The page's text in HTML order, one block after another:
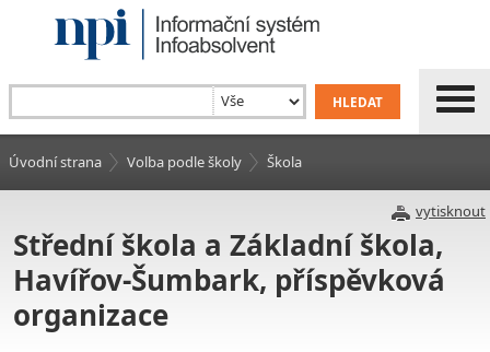
Úvodní strana Volba podle školy Škola
vytisknout
Střední škola a Základní škola,
Havířov-Šumbark, příspěvková
organizace